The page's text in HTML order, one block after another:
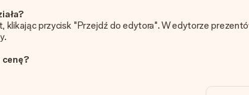
przycisk "Przejdź do edytora". W edytorze
cenę?